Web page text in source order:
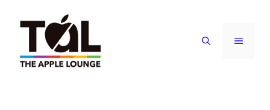
contenuto
MENU